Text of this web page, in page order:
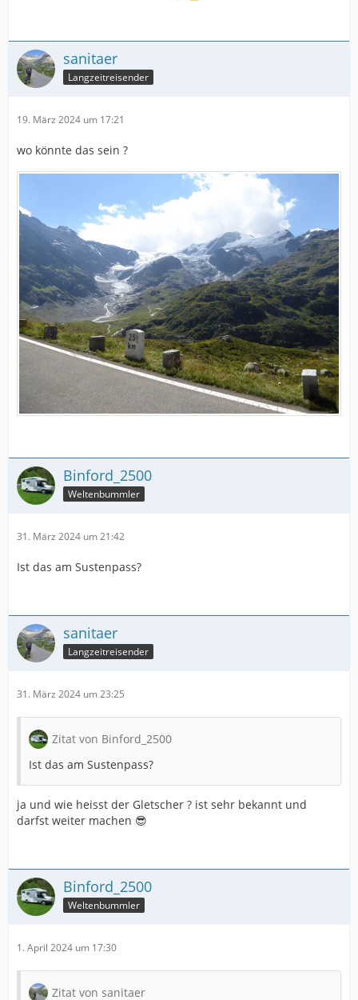
sanitaer
Langzeitreisender
19. März 2024 um 17:21
wo könnte das sein ?
Binford_2500
Weltenbummler
31. März 2024 um 21:42
Ist das am Sustenpass?
sanitaer
Langzeitreisender
31. März 2024 um 23:25
Zitat von Binford_2500
Ist das am Sustenpass?
ja und wie heisst der Gletscher ? ist sehr bekannt und
darfst weiter machen 😎
Binford_2500
Weltenbummler
1. April 2024 um 17:30
Zitat von sanitaer